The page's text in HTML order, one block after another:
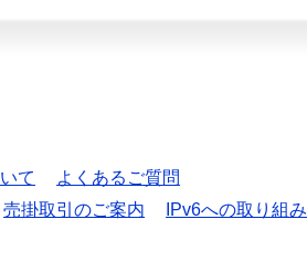
て
よくあるご質問
売掛取引のご案内
IPv6への取り組み